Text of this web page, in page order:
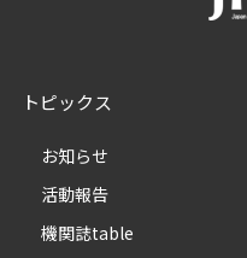
トピックス
お知らせ
活動報告
機関誌table